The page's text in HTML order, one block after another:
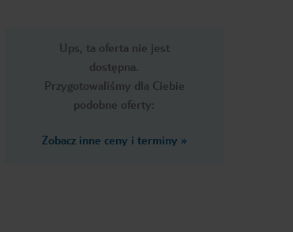
Ups, ta oferta nie jest
dostępna.
Przygotowaliśmy dla Ciebie
podobne oferty:
Zobacz inne ceny i terminy »